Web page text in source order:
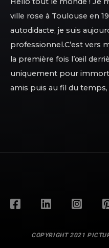
ville rose à Toulouse en
autodidacte, je suis
professionnel.C’est vers
la première fois l’œil
uniquement pour
amis puis au fil du
COPYRIGHT 2021